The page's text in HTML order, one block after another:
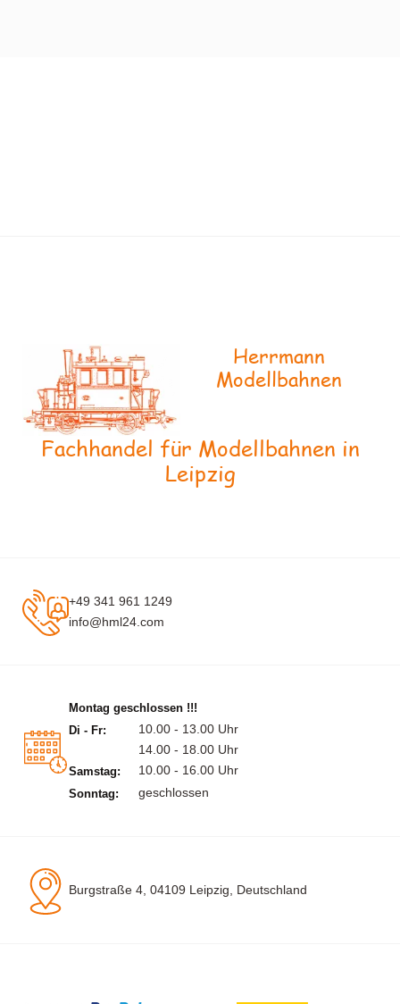
Herrmann
Modellbahnen
Fachhandel für Modellbahnen in
Leipzig
+49 341 961 1249
info@hml24.com
Montag geschlossen !!!
Di - Fr:
10.00 - 13.00 Uhr
14.00 - 18.00 Uhr
Samstag: 10.00 - 16.00 Uhr
Sonntag: geschlossen
Burgstraße 4, 04109 Leipzig, Deutschland